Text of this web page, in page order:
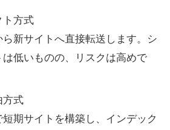
ト方式
新サイトへ直接転送します。シ
は低いものの、リスクは高めで
方式
期サイトを構築し、インデック